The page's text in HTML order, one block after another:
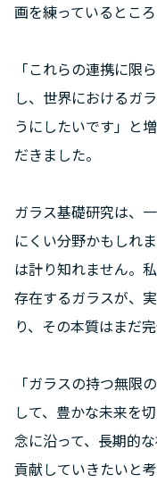
画を練っているところ
「これらの連携に限
し、世界におけるガ
うにしたいです」と
だきました。
ガラス基礎研究は、
にくい分野かもしれ
は計り知れません。
存在するガラスが、
り、その本質はまだ
「ガラスの持つ無限
して、豊かな未来を
念に沿って、長期的
貢献していきたいと考